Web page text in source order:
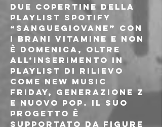
due copertine della
playlist Spotify
“sanguegiovane” con
i brani VITAMINE e NON
È DOMENICA, oltre
all’inserimento in
playlist di rilievo
come New Music
Friday, Generazione Z
e Nuovo Pop. Il suo
progetto è
supportato da figure